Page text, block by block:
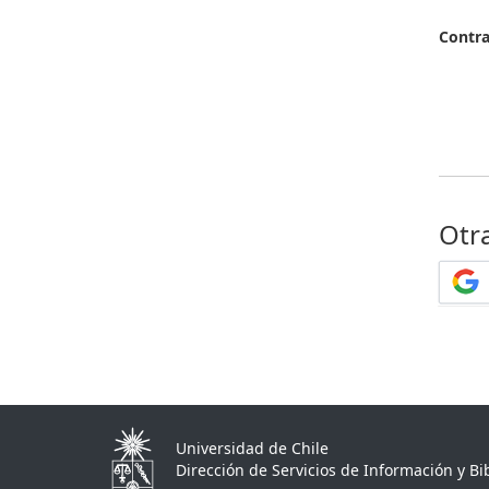
Universidad de Chile
Dirección de Servicios de Información y